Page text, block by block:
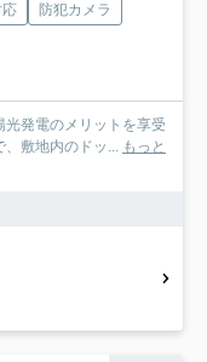
応
防犯カメラ
発電のメリットを享受
、敷地内のドッ... もっと